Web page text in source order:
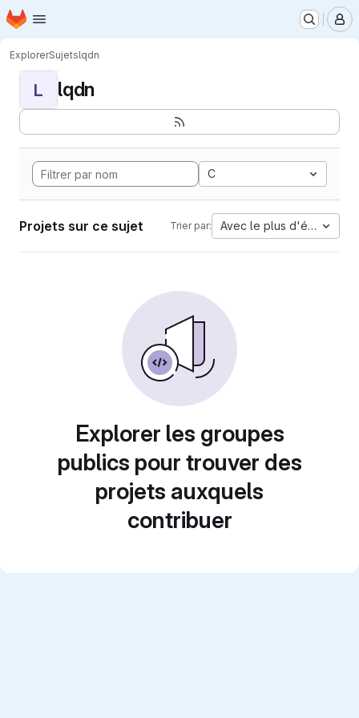
Passer au contenu principal
Page d'accueil
ExplorerSujetslqdn
L lqdn
C
Projets sur ce sujet Trier par: Avec le plus d'étoiles
Explorer les groupes
publics pour trouver des
projets auxquels
contribuer